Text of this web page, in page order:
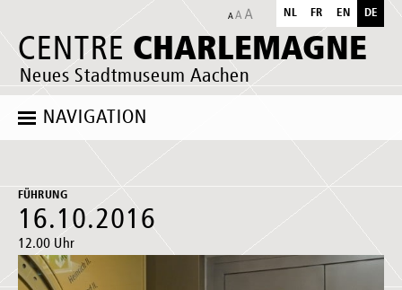
CENTRE CHARLEMAGNE
Neues Stadtmuseum Aachen
NL FR EN DE
NAVIGATION
FÜHRUNG
16.10.2016
12.00 Uhr